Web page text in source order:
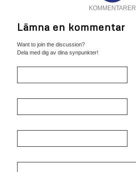
KOMMENTARER
Lämna en kommentar
Want to join the discussion?
Dela med dig av dina synpunkter!